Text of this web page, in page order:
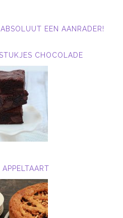
EEN AANRADER!
CHOCOLADE
APPELTAART